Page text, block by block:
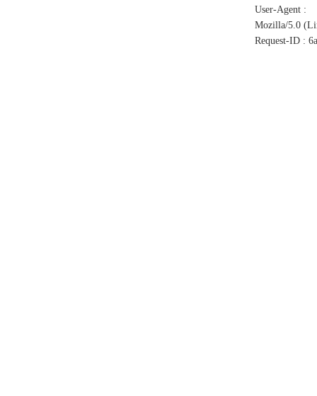
User-Agent :
Mozilla/5.0
Request-ID :